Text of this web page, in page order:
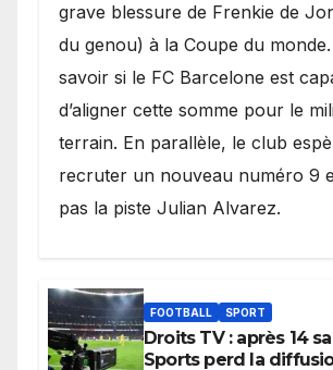
grave blessure de Frenkie de
du genou) à la Coupe du
savoir si le FC Barcelone est
d’aligner cette somme pour le
terrain. En parallèle, le club
recruter un nouveau numéro 9
pas la piste Julian Alvarez.
FOOTBALL SPORT
Droits TV : après 14
Sports perd la